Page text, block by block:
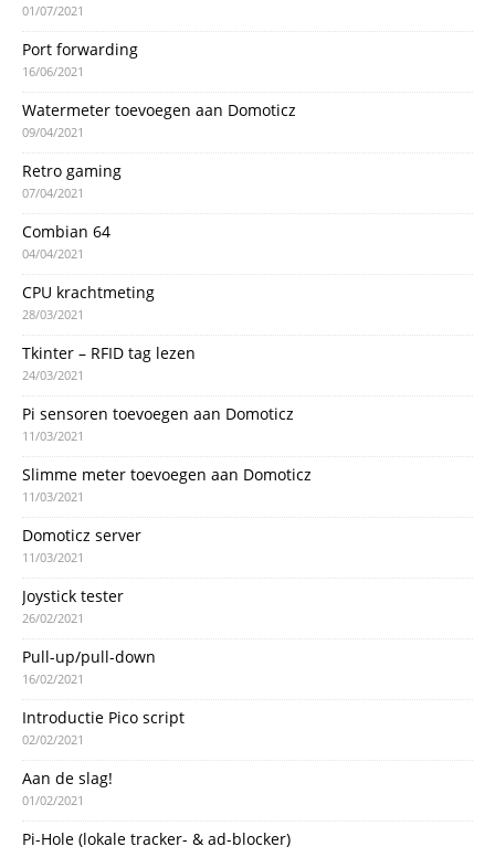
01/07/2021
Port forwarding
16/06/2021
Watermeter toevoegen aan Domoticz
09/04/2021
Retro gaming
07/04/2021
Combian 64
04/04/2021
CPU krachtmeting
28/03/2021
Tkinter – RFID tag lezen
24/03/2021
Pi sensoren toevoegen aan Domoticz
11/03/2021
Slimme meter toevoegen aan Domoticz
11/03/2021
Domoticz server
11/03/2021
Joystick tester
26/02/2021
Pull-up/pull-down
16/02/2021
Introductie Pico script
02/02/2021
Aan de slag!
01/02/2021
Pi-Hole (lokale tracker- & ad-blocker)